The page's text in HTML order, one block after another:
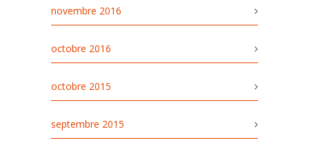
novembre 2016
octobre 2016
octobre 2015
septembre 2015